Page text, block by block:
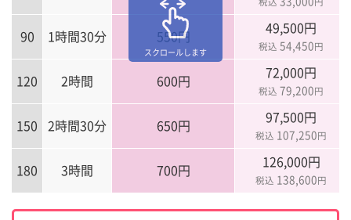
税込 円
90 1時間30分 550円
49,500円
税込 54,450 円
120 2時間 600円
72,000円
税込 79,200 円
150 2時間30分 650円
97,500円
税込 107,250 円
180 3時間 700円
126,000円
税込 138,600 円
スクロールします